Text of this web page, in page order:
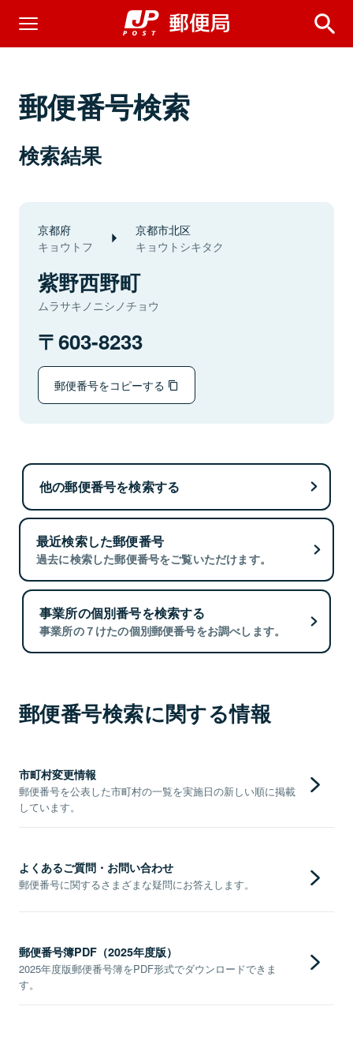
郵便番号検索
検索結果
京都府
キョウトフ
京都市北区
キョウトシキタク
紫野西野町
ムラサキノニシノチョウ
603-8233
郵便番号をコピーする
他の郵便番号を検索する
最近検索した郵便番号
過去に検索した郵便番号をご覧いただけます。
事業所の個別番号を検索する
事業所の７けたの個別郵便番号をお調べします。
郵便番号検索に関する情報
市町村変更情報
郵便番号を公表した市町村の一覧を実施日の新しい順に掲載
しています。
よくあるご質問・お問い合わせ
郵便番号に関するさまざまな疑問にお答えします。
郵便番号簿PDF（2025年度版）
2025年度版郵便番号簿をPDF形式でダウンロードできま
す。